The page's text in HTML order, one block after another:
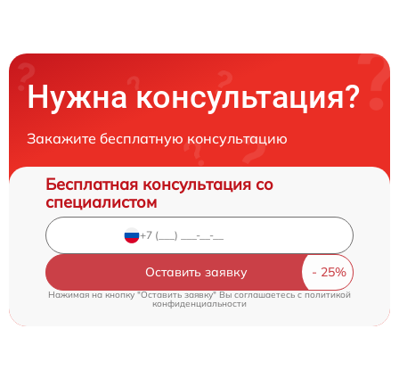
Нужна консультация?
Закажите бесплатную консультацию
Бесплатная консультация со
специалистом
Оставить заявку
Нажимая на кнопку "Оставить заявку" Вы соглашаетесь cполитикой
конфиденциальности